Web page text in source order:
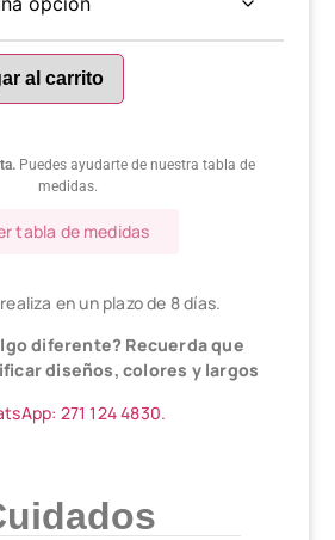
al carrito
Puedes ayudarte de nuestra tabla de
medidas.
tabla de medidas
en un plazo de 8 días.
diferente? Recuerda que
diseños, colores y largos
271 124 4830.